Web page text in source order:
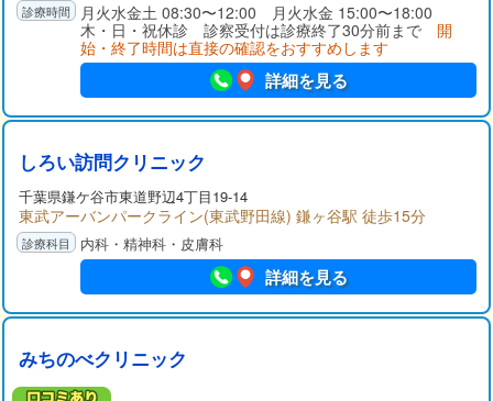
月火水金土 08:30〜12:00 月火水金 15:00〜18:00
木・日・祝休診 診察受付は診療終了30分前まで 開
始・終了時間は直接の確認をおすすめします
詳細を見る
しろい訪問クリニック
千葉県鎌ケ谷市東道野辺4丁目19-14
東武アーバンパークライン(東武野田線) 鎌ヶ谷駅 徒歩15分
内科・精神科・皮膚科
詳細を見る
みちのべクリニック